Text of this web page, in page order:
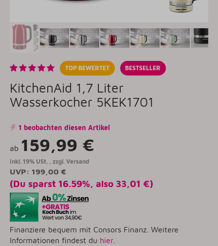
TOP BEWERTET BESTSELLER
KitchenAid 1,7 Liter
Wasserkocher 5KEK1701
1 beobachten diesen Artikel
ab 159,99 €
inkl. 19% USt. , zzgl. Versand
UVP: 199,00 €
(Du sparst 16.59%, also 33,01 €)
Finanziere bequem mit Consors Finanz. Weitere
Informationen findest du hier.